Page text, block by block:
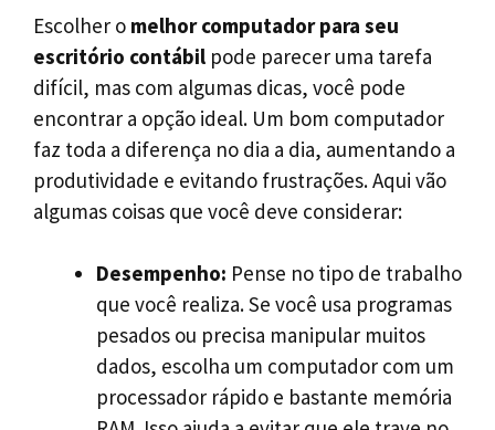
Escolher o melhor computador para seu
escritório contábil pode parecer uma tarefa
difícil, mas com algumas dicas, você pode
encontrar a opção ideal. Um bom computador
faz toda a diferença no dia a dia, aumentando a
produtividade e evitando frustrações. Aqui vão
algumas coisas que você deve considerar:
Desempenho: Pense no tipo de trabalho
que você realiza. Se você usa programas
pesados ou precisa manipular muitos
dados, escolha um computador com um
processador rápido e bastante memória